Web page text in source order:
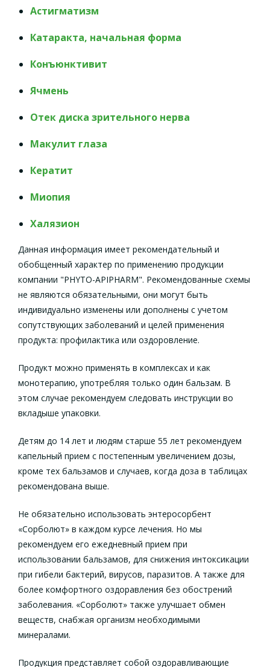
Астигматизм
Катаракта, начальная форма
Конъюнктивит
Ячмень
Отек диска зрительного нерва
Макулит глаза
Кератит
Миопия
Халязион
Данная информация имеет рекомендательный и
обобщенный характер по применению продукции
компании "PHYTO-APIPHARM". Рекомендованные схемы
не являются обязательными, они могут быть
индивидуально изменены или дополнены с учетом
сопутствующих заболеваний и целей применения
продукта: профилактика или оздоровление.
Продукт можно применять в комплексах и как
монотерапию, употребляя только один бальзам. В
этом случае рекомендуем следовать инструкции во
вкладыше упаковки.
Детям до 14 лет и людям старше 55 лет рекомендуем
капельный прием с постепенным увеличением дозы,
кроме тех бальзамов и случаев, когда доза в таблицах
рекомендована выше.
Не обязательно использовать энтеросорбент
«Сорболют» в каждом курсе лечения. Но мы
рекомендуем его ежедневный прием при
использовании бальзамов, для снижения интоксикации
при гибели бактерий, вирусов, паразитов. А также для
более комфортного оздоравления без обострений
заболевания. «Сорболют» также улучшает обмен
веществ, снабжая организм необходимыми
минералами.
Продукция представляет собой оздоравливающие